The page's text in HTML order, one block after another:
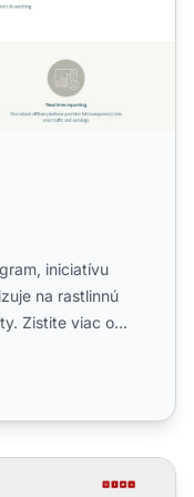
iniciatívu
na rastlinnú
Zistite viac o